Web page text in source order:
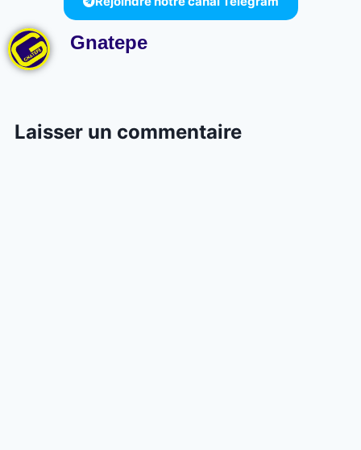
Gnatepe
Laisser un commentaire